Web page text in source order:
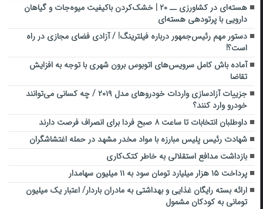
هسته‌ای در کشاورزی ــ ۲۰ | خشک‌کردن باکیفیت میوه‌جات و گیاهان
دارویی با پرتودهی هسته‌ای
دستور مهم رئیس‌جمهور درباره فیلترینگ! / آزادی فضای مجازی در راه
است؟!
آماده باش کامل سرویس‌های اتوبوس برون شهری با توجه به افزایش
تقاضا
جزییات آزادسازی واردات خودروهای مدل ۲۰۱۹ / چه کسانی می‌توانند
خودرو وارد کنند؟
داوطلبان انتخابات تا ساعت ۸ صبح فردا برای انصراف فرصت دارند
شهادت رئیس پلیس مبارزه با مواد مخدر مشهد در حمله اغتشاشگران
بازداشت مدافع استقلالی به خاطر کتک‌کاری
پرداخت ۱۵ هزار میلیارد تومان سود به ۱۱ میلیون سهامدار
ارائه بسته رایگان غذایی و بهداشتی به مادران باردار/ اعتبار یک میلیون
تومانی به کودکان مشمول